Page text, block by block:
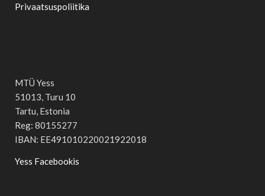
Privaatsuspoliitika
MTÜ Yess
51013, Turu 10
Tartu, Estonia
Reg: 80155277
IBAN: EE491010220021922018
Yess Facebookis